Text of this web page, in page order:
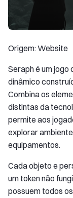
Origem: Website
Seraph é um
dinâmico
Combina os
distintas da
permite aos
explorar
equipamentos.
Cada objeto e
um token não
possuem todos